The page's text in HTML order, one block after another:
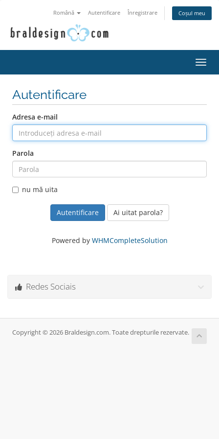
Română Autentificare Înregistrare Coșul meu
Autentificare
Adresa e-mail
Parola
nu mă uita
Ai uitat parola?
Powered by WHMCompleteSolution
Redes Sociais
Copyright © 2026 Braldesign.com. Toate drepturile rezervate.